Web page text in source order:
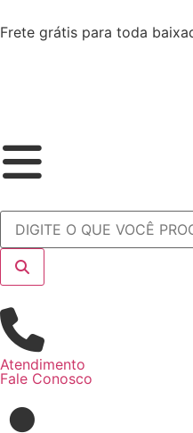
Frete grátis para toda
Atendimento
Fale Conosco